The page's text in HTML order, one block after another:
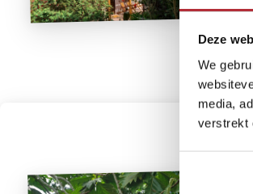
Deze
We
media,
verstrekt